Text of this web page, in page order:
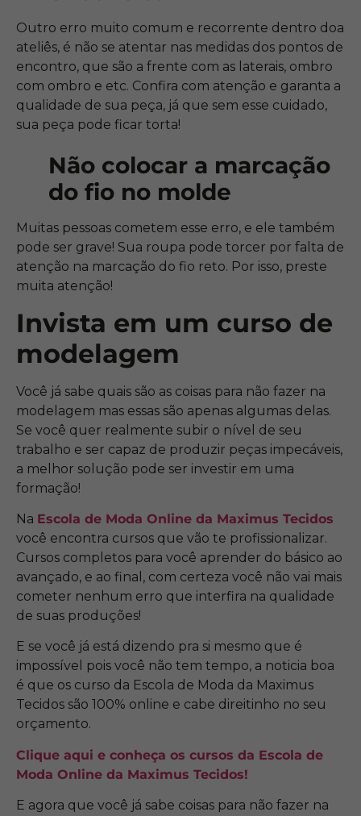
Outro erro muito comum e recorrente dentro doa
ateliês, é não se atentar nas medidas dos pontos de
encontro, que são a frente com as laterais, ombro
com ombro e etc. Confira com atenção e garanta a
qualidade de sua peça, já que sem esse cuidado,
sua peça pode ficar torta!
Não colocar a marcação
do fio no molde
Muitas pessoas cometem esse erro, e ele também
pode ser grave! Sua roupa pode torcer por falta de
atenção na marcação do fio reto. Por isso, preste
muita atenção!
Invista em um curso de
modelagem
Você já sabe quais são as coisas para não fazer na
modelagem mas essas são apenas algumas delas.
Se você quer realmente subir o nível de seu
trabalho e ser capaz de produzir peças impecáveis,
a melhor solução pode ser investir em uma
formação!
Na Escola de Moda Online da Maximus Tecidos
você encontra cursos que vão te profissionalizar.
Cursos completos para você aprender do básico ao
avançado, e ao final, com certeza você não vai mais
cometer nenhum erro que interfira na qualidade
de suas produções!
E se você já está dizendo pra si mesmo que é
impossível pois você não tem tempo, a noticia boa
é que os curso da Escola de Moda da Maximus
Tecidos são 100% online e cabe direitinho no seu
orçamento.
Clique aqui e conheça os cursos da Escola de
Moda Online da Maximus Tecidos!
E agora que você já sabe coisas para não fazer na